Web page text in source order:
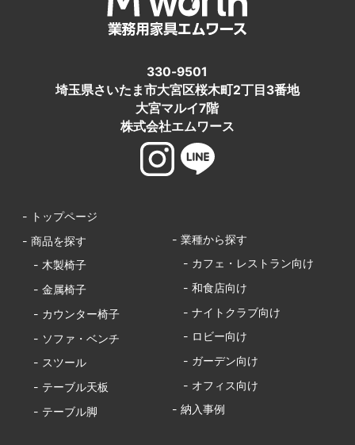
330-9501
埼玉県さいたま市大宮区桜木町2丁目3番地
大宮マルイ7階
株式会社エムワース
- トップページ
- 商品を探す
- 木製椅子
- 金属椅子
- カウンター椅子
- ソファ・ベンチ
- スツール
- テーブル天板
- テーブル脚
- 業種から探す
- カフェ・レストラン向け
- 和食店向け
- ナイトクラブ向け
- ロビー向け
- ガーデン向け
- オフィス向け
- 納入事例